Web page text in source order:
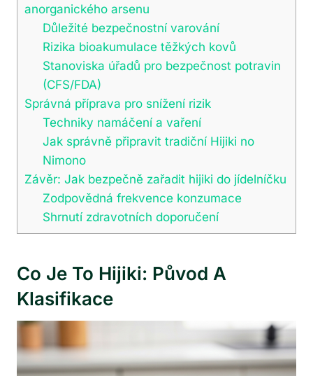
anorganického arsenu
Důležité bezpečnostní varování
Rizika bioakumulace těžkých kovů
Stanoviska úřadů pro bezpečnost potravin
(CFS/FDA)
Správná příprava pro snížení rizik
Techniky namáčení a vaření
Jak správně připravit tradiční Hijiki no
Nimono
Závěr: Jak bezpečně zařadit hijiki do jídelníčku
Zodpovědná frekvence konzumace
Shrnutí zdravotních doporučení
Co Je To Hijiki: Původ A
Klasifikace